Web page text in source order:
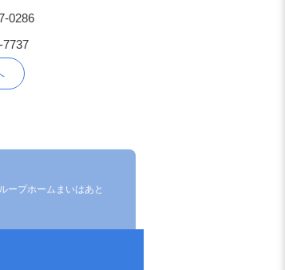
0286
7737
ープホームまいはあと